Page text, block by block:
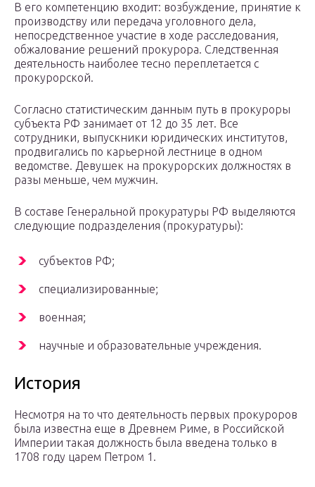
В его компетенцию входит: возбуждение, принятие к
производству или передача уголовного дела,
непосредственное участие в ходе расследования,
обжалование решений прокурора. Следственная
деятельность наиболее тесно переплетается с
прокурорской.
Согласно статистическим данным путь в прокуроры
субъекта РФ занимает от 12 до 35 лет. Все
сотрудники, выпускники юридических институтов,
продвигались по карьерной лестнице в одном
ведомстве. Девушек на прокурорских должностях в
разы меньше, чем мужчин.
В составе Генеральной прокуратуры РФ выделяются
следующие подразделения (прокуратуры):
субъектов РФ;
специализированные;
военная;
научные и образовательные учреждения.
История
Несмотря на то что деятельность первых прокуроров
была известна еще в Древнем Риме, в Российской
Империи такая должность была введена только в
1708 году царем Петром 1.